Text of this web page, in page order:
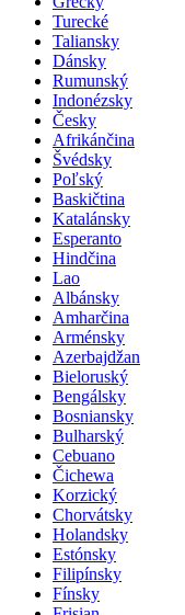
Turecké
Taliansky
Dánsky
Rumunský
Indonézsky
Česky
Afrikánčina
Švédsky
Poľský
Baskičtina
Katalánsky
Esperanto
Hindčina
Lao
Albánsky
Amharčina
Arménsky
Azerbajdžan
Bieloruský
Bengálsky
Bosniansky
Bulharský
Cebuano
Čichewa
Korzický
Chorvátsky
Holandsky
Estónsky
Filipínsky
Fínsky